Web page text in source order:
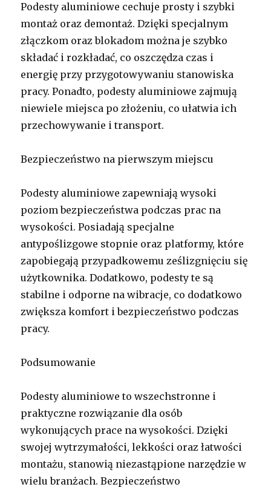
Podesty aluminiowe cechuje prosty i szybki
montaż oraz demontaż. Dzięki specjalnym
złączkom oraz blokadom można je szybko
składać i rozkładać, co oszczędza czas i
energię przy przygotowywaniu stanowiska
pracy. Ponadto, podesty aluminiowe zajmują
niewiele miejsca po złożeniu, co ułatwia ich
przechowywanie i transport.
Bezpieczeństwo na pierwszym miejscu
Podesty aluminiowe zapewniają wysoki
poziom bezpieczeństwa podczas prac na
wysokości. Posiadają specjalne
antypoślizgowe stopnie oraz platformy, które
zapobiegają przypadkowemu ześlizgnięciu się
użytkownika. Dodatkowo, podesty te są
stabilne i odporne na wibracje, co dodatkowo
zwiększa komfort i bezpieczeństwo podczas
pracy.
Podsumowanie
Podesty aluminiowe to wszechstronne i
praktyczne rozwiązanie dla osób
wykonujących prace na wysokości. Dzięki
swojej wytrzymałości, lekkości oraz łatwości
montażu, stanowią niezastąpione narzędzie w
wielu branżach. Bezpieczeństwo